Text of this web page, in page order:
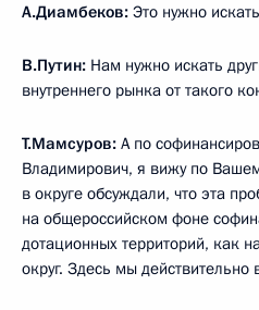
А.Диамбеков: Это нужно
В.Путин: Нам нужно искать
внутреннего рынка от такого
Т.Мамсуров: А по
Владимирович, я вижу по
в округе обсуждали, что эта
на общероссийском фоне
дотационных территорий, как
округ. Здесь мы действительно